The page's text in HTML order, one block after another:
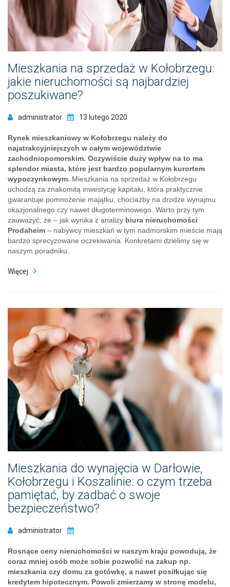
Mieszkania na sprzedaż w Kołobrzegu:
jakie nieruchomości są najbardziej
poszukiwane?
administrator 13 lutego 2020
Rynek mieszkaniowy w Kołobrzegu należy do
najatrakcyjniejszych w całym województwie
zachodniopomorskim. Oczywiście duży wpływ na to ma
splendor miasta, które jest bardzo popularnym kurortem
wypoczynkowym. Mieszkania na sprzedaż w Kołobrzegu
uchodzą za znakomitą inwestycję kapitału, która praktycznie
gwarantuje pomnożenie majątku, chociażby na drodze wynajmu
okazjonalnego czy nawet długoterminowego. Warto przy tym
zauważyć, że – jak wynika z analizy biura nieruchomości
Prodaheim – nabywcy mieszkań w tym nadmorskim mieście mają
bardzo sprecyzowane oczekiwania. Konkretami dzielimy się w
naszym poradniku.
Więcej
Mieszkania do wynajęcia w Darłowie,
Kołobrzegu i Koszalinie: o czym trzeba
pamiętać, by zadbać o swoje
bezpieczeństwo?
administrator
Rosnące ceny nieruchomości w naszym kraju powodują, że
coraz mniej osób może sobie pozwolić na zakup np.
mieszkania czy domu za gotówkę, a nawet posiłkując się
kredytem hipotecznym. Powoli zmierzamy w stronę modelu,